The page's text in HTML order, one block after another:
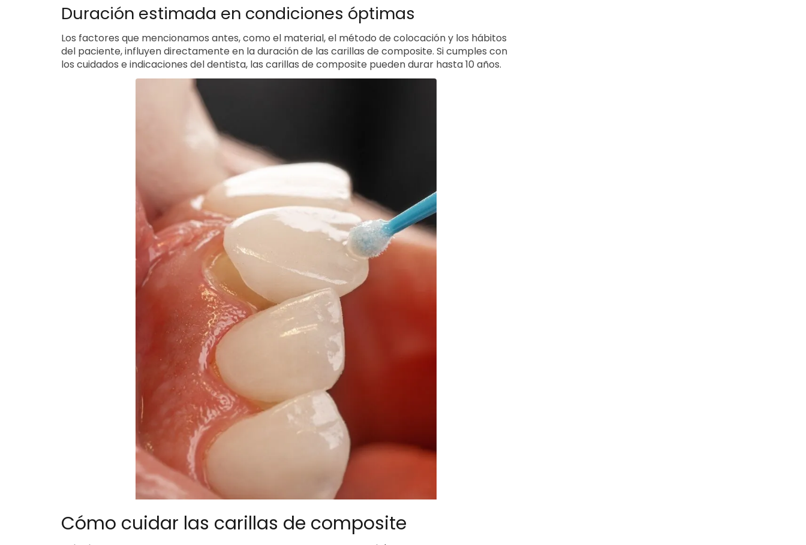
Duración estimada en condiciones óptimas
Los factores que mencionamos antes, como el material, el método de colocación y los hábitos
del paciente, influyen directamente en la duración de las carillas de composite. Si cumples con
los cuidados e indicaciones del dentista, las carillas de composite pueden durar hasta 10 años.
Cómo cuidar las carillas de composite